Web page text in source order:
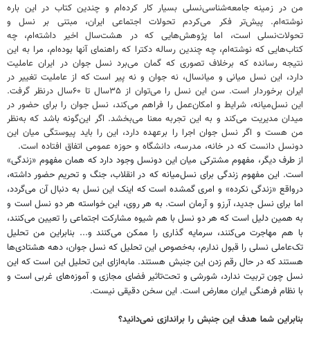
من در زمینه جامعه‌شناسی‌نسلی بسیار کار کرده‌ام و چندین کتاب در این باره
نوشته‌ام. پیش‌تر فکر می‌کردم تحولات اجتماعی ایران، مبتنی بر نسل و
تحولات‌نسلی است، اما پژوهش‌هایی که در هشت‌سال اخیر داشته‌ام، چه
کتاب‌هایی که نوشته‌ام، چه چندین رساله دکترا که راهنمای آنها بوده‌ام، مرا به این
نتیجه رسانده که برخلاف تصوری که گمان می‌برد نسل جوان در ایران عاملیت
دارد، این نسل میانی و میانسال، نه جوان و نه پیر است که از عاملیت تغییر در
ایران برخوردار است. سن این نسل را می‌توان از ۳۵سال تا ۶۰سال درنظر گرفت.
این نسل‌میانه، شرایط و امکان‌عمل را فراهم می‌کند، نسل جوان را برای حضور در
میدان مدیریت می‌کند و به این تجربه معنا می‌بخشد. اگر این‌گونه باشد که به‌نظر
من هست و اگر نسل جوان اجرا را برعهده دارد، این را باید پیوستگی میان این
دونسل دانست که در خانه، مدرسه، دانشگاه و حوزه عمومی اتفاق افتاده است.
از طرف دیگر، مفهوم مشترکی میان این دونسل وجود دارد که همان مفهوم «زندگی»
است. این مفهوم زندگی برای نسل‌میانه که در انقلاب، جنگ و تحریم حضور داشته،
درواقع «زندگی نکرده» و امری گمشده است که اینک این نسل به دنبال آن می‌گردد،
اما برای نسل جدید، آرزو و آرمان است. به هر روی، این خواسته هر دو نسل است و
به همین دلیل است که هر دو نسل با هم شیوه مشارکت اجتماعی را تعیین می‌کنند،
با هم مهاجرت می‌کنند، سرمایه گذاری را ممکن می‌کنند و... بنابراین من تحلیل
تک‌عاملی نسلی را قبول ندارم، به‌خصوص این تحلیل که نسل جوان، دهه هشتادی‌ها
هستند که در حال رقم زدن این جنبش هستند. مابه‌ازای این تحلیل این است که این
نسل چون تربیت ندارد، شورشی و تحت‌تاثیر فضای مجازی و آموزه‌های غربی است و
با نظام فرهنگی ایران معارض است. این سخن دقیقی نیست.
بنابراین شما هدف این جنبش را براندازی نمی‌دانید؟